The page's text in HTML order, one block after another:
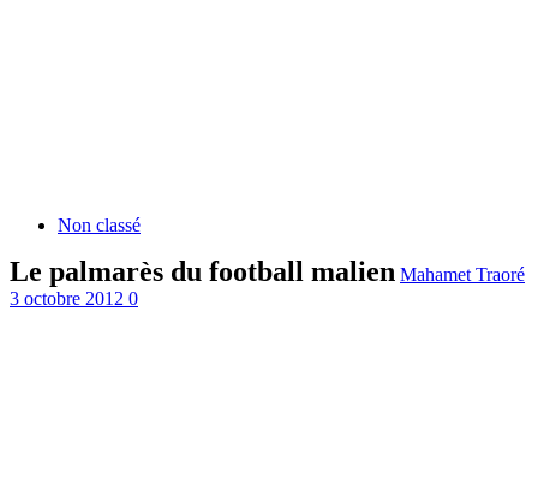
Non classé
Le palmarès du football malien Mahamet Traoré
3 octobre 2012 0